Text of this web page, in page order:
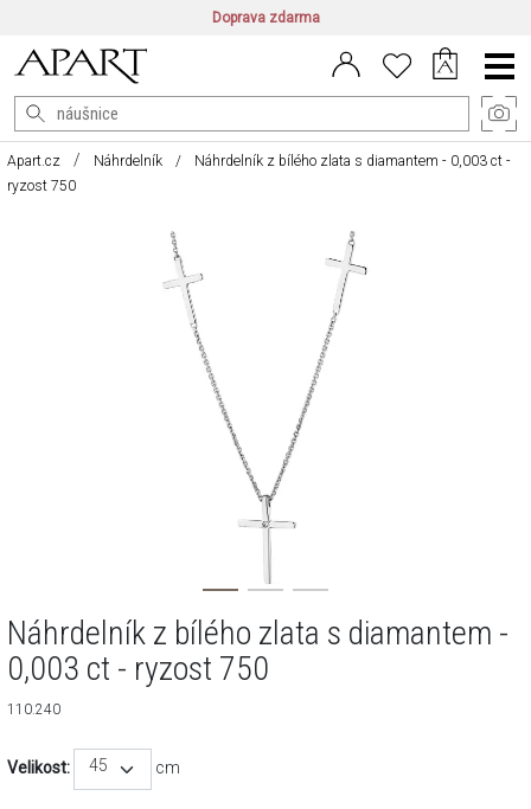
Doprava zdarma
CZ/CZK | EN/EUR PL/PLN
Main
Menu
Apart.cz Náhrdelník
Náhrdelník z bílého zlata s diamantem - 0,003 ct -
ryzost 750
Náhrdelník z bílého zlata s diamantem -
0,003 ct - ryzost 750
110.240
Velikost: 45 cm